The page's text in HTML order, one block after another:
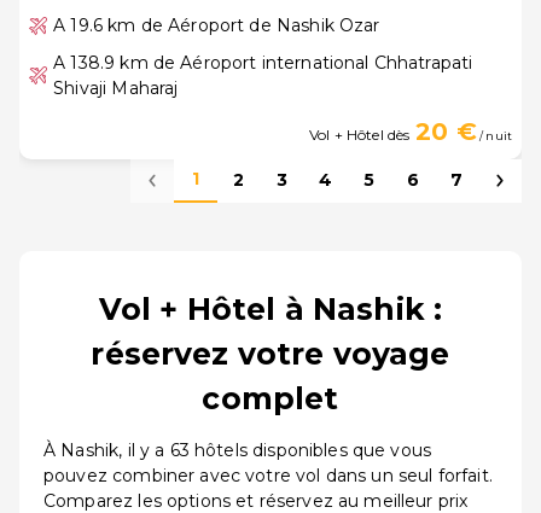
A 19.6 km de Aéroport de Nashik Ozar
A 138.9 km de Aéroport international Chhatrapati
Shivaji Maharaj
Vol + Hôtel dès 20 €/ nuit
1 2 3 4 5 6 7
Vol + Hôtel à Nashik :
réservez votre voyage
complet
À Nashik, il y a 63 hôtels disponibles que vous
pouvez combiner avec votre vol dans un seul forfait.
Comparez les options et réservez au meilleur prix